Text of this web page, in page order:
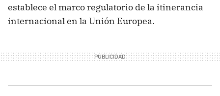
establece el marco regulatorio de la itinerancia
internacional en la Unión Europea.